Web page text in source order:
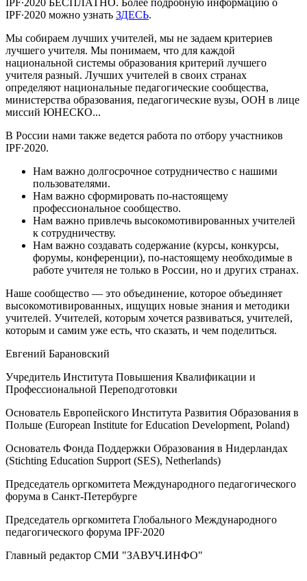
IPF∙2020 можно узнать ЗДЕСЬ.
Мы собираем лучших учителей, мы не задаем критериев
лучшего учителя. Мы понимаем, что для каждой
национальной системы образования критерий лучшего
учителя разный. Лучших учителей в своих странах
определяют национальные педагогические сообщества,
министерства образования, педагогические вузы, ООН в лице
миссий ЮНЕСКО...
В России нами также ведется работа по отбору участников
IPF∙2020.
Нам важно долгосрочное сотрудничество с нашими
пользователями.
Нам важно сформировать по-настоящему
профессиональное сообщество.
Нам важно привлечь высокомотивированных учителей
к сотрудничеству.
Нам важно создавать содержание (курсы, конкурсы,
форумы, конференции), по-настоящему необходимые в
работе учителя не только в России, но и других странах.
Наше сообщество — это объединение, которое объединяет
высокомотивированных, ищущих новые знания и методики
учителей. Учителей, которым хочется развиваться, учителей,
которым и самим уже есть, что сказать, и чем поделиться.
Евгений Барановский
Учредитель Института Повышения Квалификации и
Профессиональной Переподготовки
Основатель Европейского Института Развития Образования в
Польше (European Institute for Education Development, Poland)
Основатель Фонда Поддержки Образования в Нидерландах
(Stichting Education Support (SES), Netherlands)
Председатель оргкомитета Международного педагогического
форума в Санкт-Петербурге
Председатель оргкомитета Глобального Международного
педагогического форума IPF∙2020
Главный редактор СМИ "ЗАВУЧ.ИНФО"